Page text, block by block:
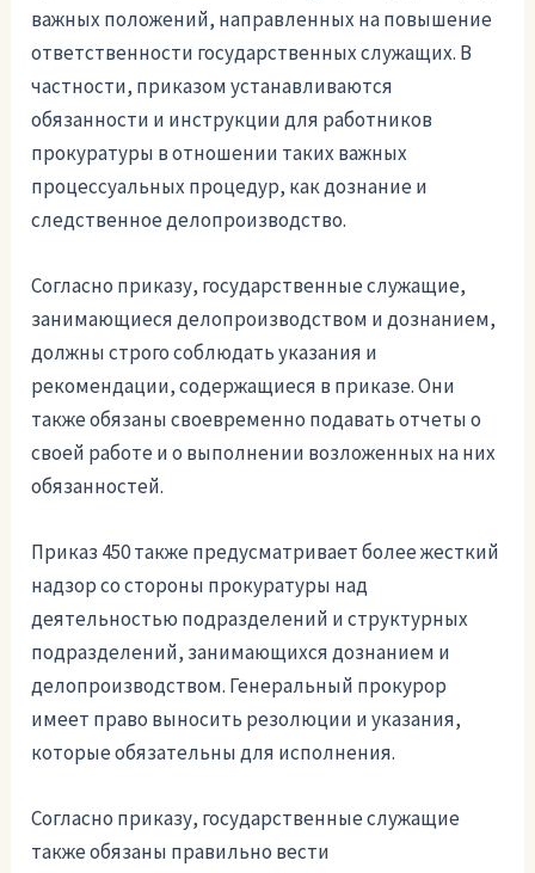
важных положений, направленных на повышение
ответственности государственных служащих. В
частности, приказом устанавливаются
обязанности и инструкции для работников
прокуратуры в отношении таких важных
процессуальных процедур, как дознание и
следственное делопроизводство.
Согласно приказу, государственные служащие,
занимающиеся делопроизводством и дознанием,
должны строго соблюдать указания и
рекомендации, содержащиеся в приказе. Они
также обязаны своевременно подавать отчеты о
своей работе и о выполнении возложенных на них
обязанностей.
Приказ 450 также предусматривает более жесткий
надзор со стороны прокуратуры над
деятельностью подразделений и структурных
подразделений, занимающихся дознанием и
делопроизводством. Генеральный прокурор
имеет право выносить резолюции и указания,
которые обязательны для исполнения.
Согласно приказу, государственные служащие
также обязаны правильно вести